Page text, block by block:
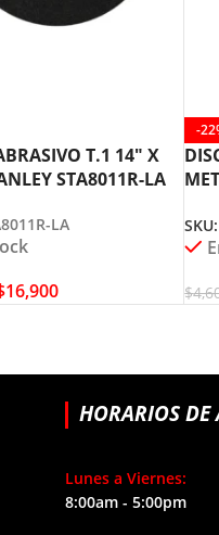
T.1 14″ X
STA8011R-LA
LA
16,900
-
$
HORARIOS
Lunes a Viernes:
8:00am - 5:00pm